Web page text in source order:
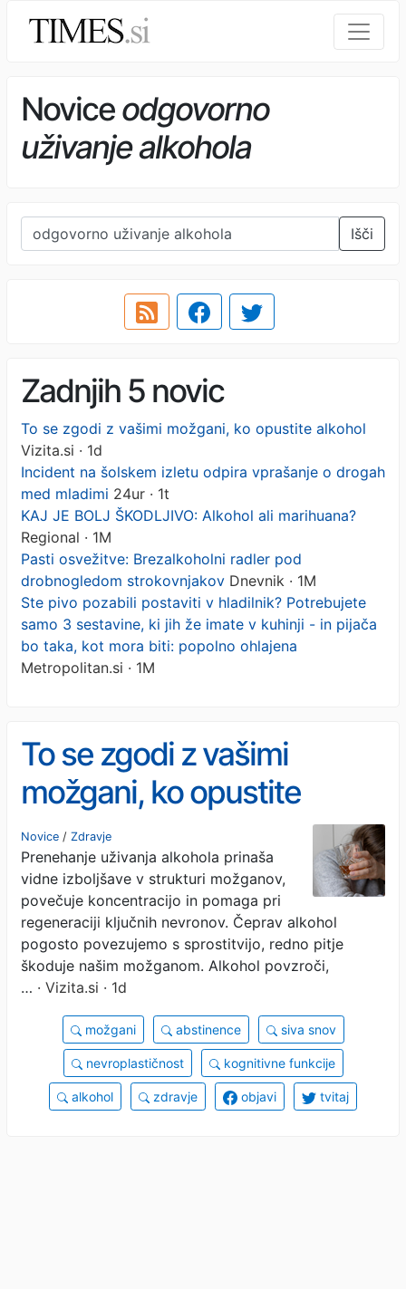
Noviceodgovorno
uživanje alkohola
Išči
Zadnjih 5 novic
To se zgodi z vašimi možgani, ko opustite alkohol
Vizita.si · 1d
Incident na šolskem izletu odpira vprašanje o drogah
med mladimi 24ur · 1t
KAJ JE BOLJ ŠKODLJIVO: Alkohol ali marihuana?
Regional · 1M
Pasti osvežitve: Brezalkoholni radler pod
drobnogledom strokovnjakov Dnevnik · 1M
Ste pivo pozabili postaviti v hladilnik? Potrebujete
samo 3 sestavine, ki jih že imate v kuhinji - in pijača
bo taka, kot mora biti: popolno ohlajena
Metropolitan.si · 1M
To se zgodi z vašimi
možgani, ko opustite
alkohol
Novice / Zdravje
Prenehanje uživanja alkohola prinaša
vidne izboljšave v strukturi možganov,
povečuje koncentracijo in pomaga pri
regeneraciji ključnih nevronov. Čeprav alkohol
pogosto povezujemo s sprostitvijo, redno pitje
škoduje našim možganom. Alkohol povzroči,
… · Vizita.si · 1d
možgani abstinence siva snov
nevroplastičnost kognitivne funkcije
alkohol zdravje objavi tvitaj